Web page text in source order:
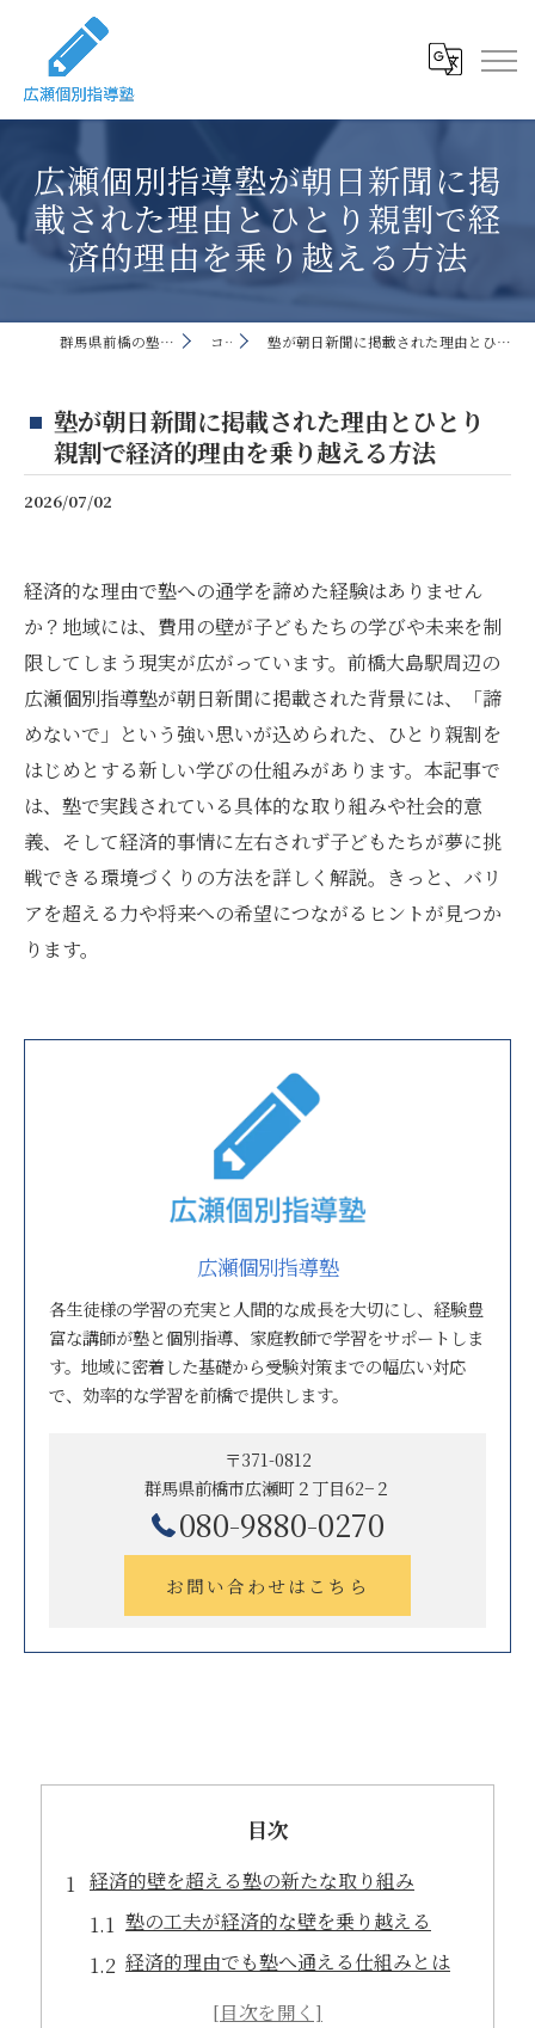
広瀬個別指導塾が朝日新聞に掲
載された理由とひとり親割で経
済的理由を乗り越える方法
群馬県前橋の塾なら広瀬個別指導塾 コラム 塾が朝日新聞に掲載された理由とひとり親割で経済的理由を乗り越える方法
塾が朝日新聞に掲載された理由とひとり
親割で経済的理由を乗り越える方法
2026/07/02
経済的な理由で塾への通学を諦めた経験はありません
か？地域には、費用の壁が子どもたちの学びや未来を制
限してしまう現実が広がっています。前橋大島駅周辺の
広瀬個別指導塾が朝日新聞に掲載された背景には、「諦
めないで」という強い思いが込められた、ひとり親割を
はじめとする新しい学びの仕組みがあります。本記事で
は、塾で実践されている具体的な取り組みや社会的意
義、そして経済的事情に左右されず子どもたちが夢に挑
戦できる環境づくりの方法を詳しく解説。きっと、バリ
アを超える力や将来への希望につながるヒントが見つか
ります。
広瀬個別指導塾
各生徒様の学習の充実と人間的な成長を大切にし、経験豊
富な講師が塾と個別指導、家庭教師で学習をサポートしま
す。地域に密着した基礎から受験対策までの幅広い対応
で、効率的な学習を前橋で提供します。
〒371-0812
群馬県前橋市広瀬町２丁目62−２
080-9880-0270
お問い合わせはこちら
目次
経済的壁を超える塾の新たな取り組み
塾の工夫が経済的な壁を乗り越える
経済的理由でも塾へ通える仕組みとは
塾で広がる学びのチャンスと支援策